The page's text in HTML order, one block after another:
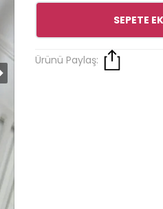
SEPETE
Ürünü Paylaş: